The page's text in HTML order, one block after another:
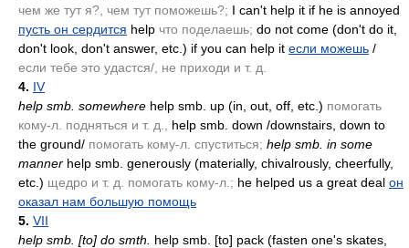
чем же тут я?, чем тут поможешь?; I can't help it if he is annoyed
пусть он сердится help что поделаешь; do not come (don't do it,
don't look, don't answer, etc.) if you can help it если можешь /
если тебе это удастся/, не приходи и т. д.
4. IV
help smb. somewhere help smb. up (in, out, off, etc.) помогать
кому-л. подняться и т. д.,
help smb. down /downstairs, down to
the ground/ помогать кому-л. спуститься; help smb. in some
manner help smb. generously (materially, chivalrously, cheerfully,
etc.) щедро и т. д. помогать кому-л.; he helped us a great deal он
оказал нам большую помощь
5. VII
help smb. [to] do smth.
help smb. [to] pack (fasten one's skates,